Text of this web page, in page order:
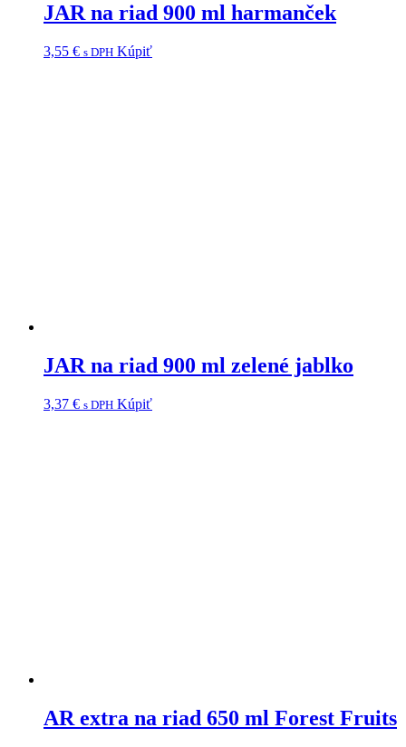
JAR na riad 900 ml harmanček
3,55 € s DPH Kúpiť
JAR na riad 900 ml zelené jablko
3,37 € s DPH Kúpiť
AR extra na riad 650 ml Forest Fruits